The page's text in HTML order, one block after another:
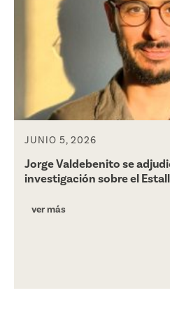
JUNIO 5, 2026
Jorge Valdebenito se
investigación sobre el
ver más